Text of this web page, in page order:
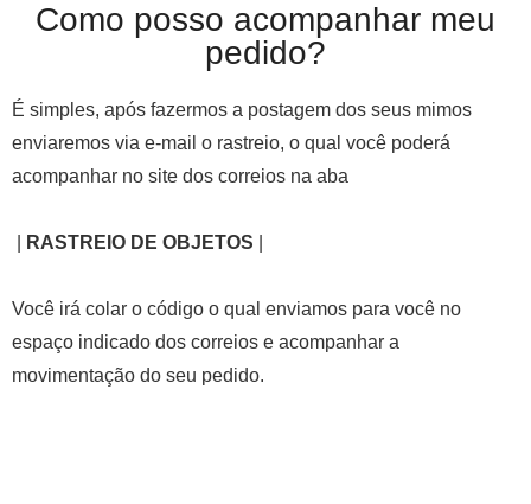
Como posso acompanhar meu
pedido?
É simples, após fazermos a postagem dos seus mimos
enviaremos via e-mail o rastreio, o qual você poderá
acompanhar no site dos correios na aba
RASTREIO DE OBJETOS
Você irá colar o código o qual enviamos para você no
espaço indicado dos correios e acompanhar a
movimentação do seu pedido.